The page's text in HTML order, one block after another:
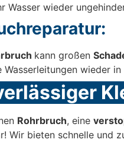
Wasser wieder
kann großen
Wasserleitungen wieder
Rohrbruch, eine
Wir bieten schnelle und